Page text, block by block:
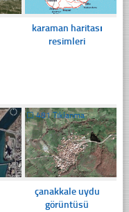
karaman haritası
resimleri
☐481 Tıklanma
çanakkale uydu
görüntüsü